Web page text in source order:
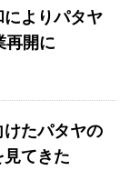
よりパタヤ
再開に
たパタヤの
てきた